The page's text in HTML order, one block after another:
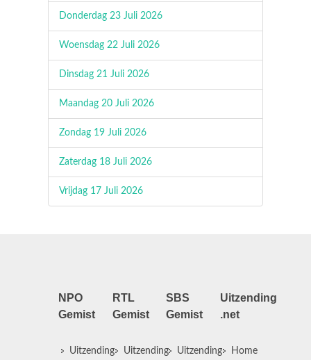
Donderdag 23 Juli 2026
Woensdag 22 Juli 2026
Dinsdag 21 Juli 2026
Maandag 20 Juli 2026
Zondag 19 Juli 2026
Zaterdag 18 Juli 2026
Vrijdag 17 Juli 2026
NPO
Gemist
Uitzending
RTL
Gemist
Uitzending
SBS
Gemist
Uitzending
Uitzending
.net
Home